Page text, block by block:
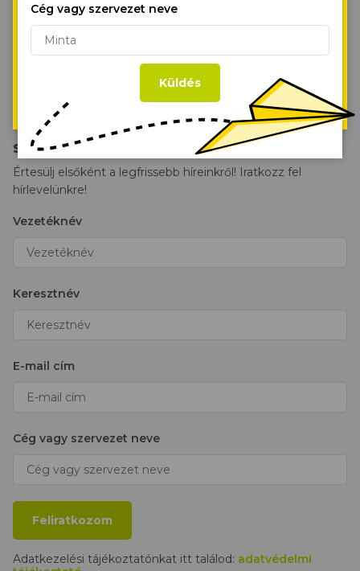
Kövess minket social csatornáinkon!
GY.I.K.
KARRIER
Kapcsolat
Szívesen hallanál felőlünk?
Értesülj elsőként a legfrissebb híreinkről! Iratkozz fel
hírlevelünkre!
Vezetéknév
Keresztnév
E-mail cím
Cég vagy szervezet neve
Feliratkozom
Adatkezelési tájékoztatónkat itt találod: adatvédelmi
Minden süti engedélyezése
Süti beállítások
Cég vagy szervezet neve
Küldés